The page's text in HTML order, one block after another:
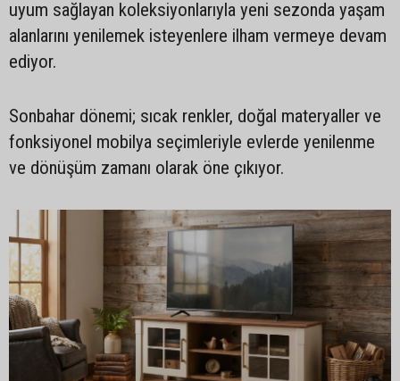
uyum sağlayan koleksiyonlarıyla yeni sezonda yaşam
alanlarını yenilemek isteyenlere ilham vermeye devam
ediyor.
Sonbahar dönemi; sıcak renkler, doğal materyaller ve
fonksiyonel mobilya seçimleriyle evlerde yenilenme
ve dönüşüm zamanı olarak öne çıkıyor.